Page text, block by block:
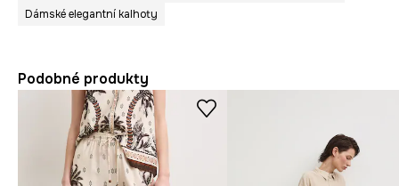
Dámské elegantní kalhoty
Podobné produkty